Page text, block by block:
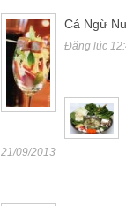
Cá Ngừ
Đăng lúc
21/09/2013